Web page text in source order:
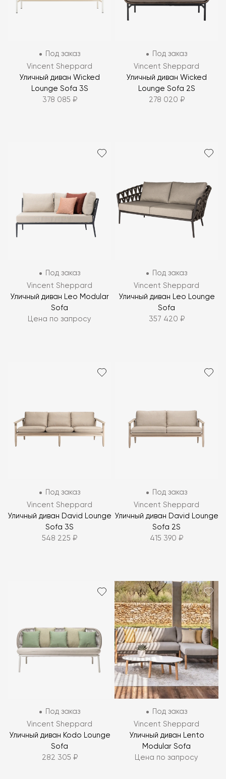
Под заказ
Vincent Sheppard
Уличный диван Wicked
Lounge Sofa 3S
378 085 ₽
Под заказ
Vincent Sheppard
Уличный диван Wicked
Lounge Sofa 2S
278 020 ₽
Под заказ
Vincent Sheppard
Уличный диван Leo Modular
Sofa
Цена по запросу
Под заказ
Vincent Sheppard
Уличный диван Leo Lounge
Sofa
357 420 ₽
Под заказ
Vincent Sheppard
Уличный диван David Lounge
Sofa 3S
548 225 ₽
Под заказ
Vincent Sheppard
Уличный диван David Lounge
Sofa 2S
415 390 ₽
Под заказ
Vincent Sheppard
Уличный диван Kodo Lounge
Sofa
282 305 ₽
Под заказ
Vincent Sheppard
Уличный диван Lento
Modular Sofa
Цена по запросу